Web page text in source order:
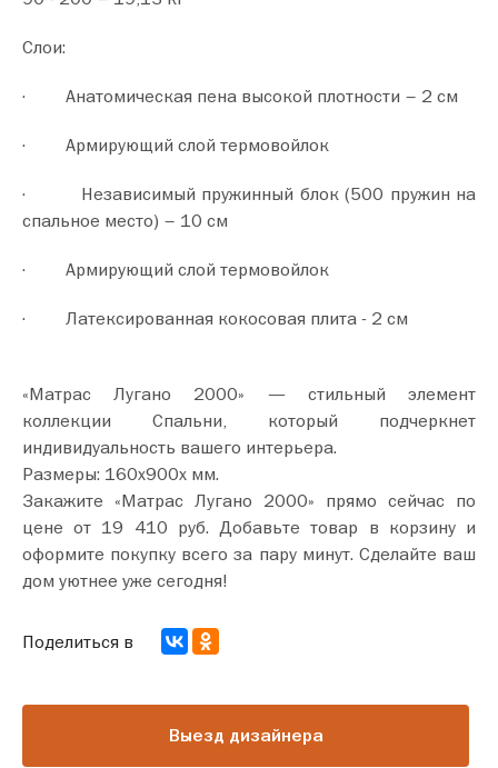
Слои:
· Анатомическая пена высокой плотности – 2 см
· Армирующий слой термовойлок
· Независимый пружинный блок (500 пружин на
спальное место) – 10 см
· Армирующий слой термовойлок
· Латексированная кокосовая плита - 2 см
«Матрас Лугано 2000» — стильный элемент
коллекции Спальни, который подчеркнет
индивидуальность вашего интерьера.
Размеры: 160х900х мм.
Закажите «Матрас Лугано 2000» прямо сейчас по
цене от 19 410 руб. Добавьте товар в корзину и
оформите покупку всего за пару минут. Сделайте ваш
дом уютнее уже сегодня!
Выезд дизайнера
Поделиться в